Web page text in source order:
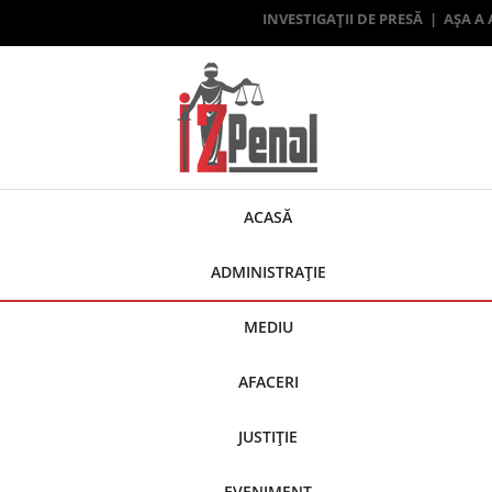
INVESTIGAȚII DE PRESĂ | AȘA A
ACASĂ
ADMINISTRAȚIE
MEDIU
AFACERI
JUSTIȚIE